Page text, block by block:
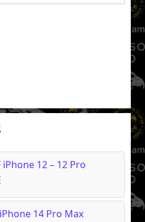
iPhone 12 – 12 Pro
14 Pro Max